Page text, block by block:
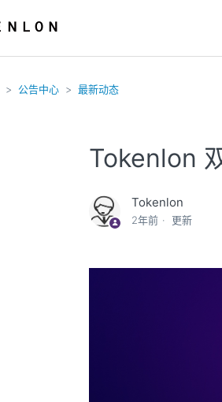
公告中心 最新动态
Tokenlon
Tokenlon
2年前 更新